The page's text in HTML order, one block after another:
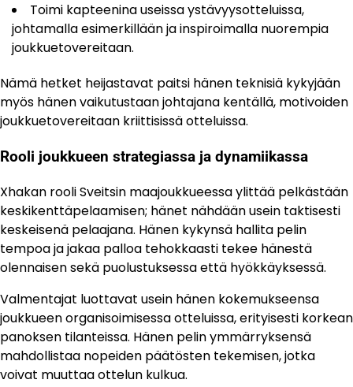
Toimi kapteenina useissa ystävyysotteluissa,
johtamalla esimerkillään ja inspiroimalla nuorempia
joukkuetovereitaan.
Nämä hetket heijastavat paitsi hänen teknisiä kykyjään
myös hänen vaikutustaan johtajana kentällä, motivoiden
joukkuetovereitaan kriittisissä otteluissa.
Rooli joukkueen strategiassa ja dynamiikassa
Xhakan rooli Sveitsin maajoukkueessa ylittää pelkästään
keskikenttäpelaamisen; hänet nähdään usein taktisesti
keskeisenä pelaajana. Hänen kykynsä hallita pelin
tempoa ja jakaa palloa tehokkaasti tekee hänestä
olennaisen sekä puolustuksessa että hyökkäyksessä.
Valmentajat luottavat usein hänen kokemukseensa
joukkueen organisoimisessa otteluissa, erityisesti korkean
panoksen tilanteissa. Hänen pelin ymmärryksensä
mahdollistaa nopeiden päätösten tekemisen, jotka
voivat muuttaa ottelun kulkua.